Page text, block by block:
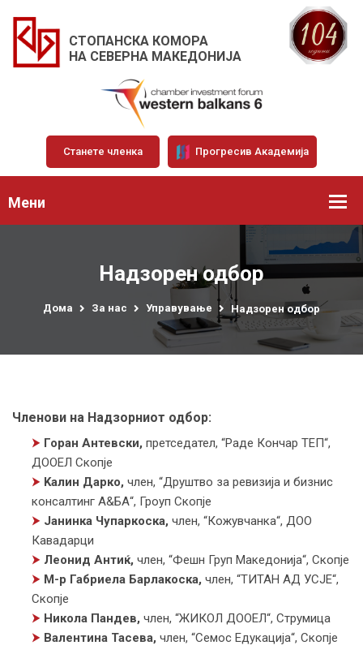
СТОПАНСКА КОМОРА
НА СЕВЕРНА МАКЕДОНИЈА
Станете членка Прогресив Академија
Мени
Надзорен одбор
Дома За нас Управување Надзорен одбор
Членови на Надзорниот одбор:
⮞ Горан Антевски, претседател, “Раде Кончар ТЕП“,
ДООЕЛ Скопје
⮞ Kалин Дарко, член, “Друштво за ревизија и бизнис
консалтинг А&БА“, Гроуп Скопје
⮞ Јанинка Чупаркоска, член, “Кожувчанка“, ДОО
Кавадарци
⮞ Леонид Антиќ, член, “Фешн Груп Македонија“, Скопје
⮞ М-р Габриела Барлакоска, член, “ТИТАН АД УСЈЕ“,
Скопје
⮞ Никола Пандев, член, “ЖИКОЛ ДООЕЛ“, Струмица
⮞ Валентина Тасева, член, “Семос Eдукација“, Скопје